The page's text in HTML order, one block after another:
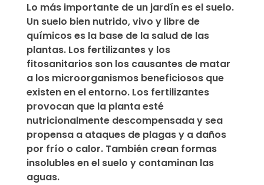
Lo más importante de un jardín es el suelo.
Un suelo bien nutrido, vivo y libre de
químicos es la base de la salud de las
plantas. Los fertilizantes y los
fitosanitarios son los causantes de matar
a los microorganismos beneficiosos que
existen en el entorno. Los fertilizantes
provocan que la planta esté
nutricionalmente descompensada y sea
propensa a ataques de plagas y a daños
por frío o calor. También crean formas
insolubles en el suelo y contaminan las
aguas.